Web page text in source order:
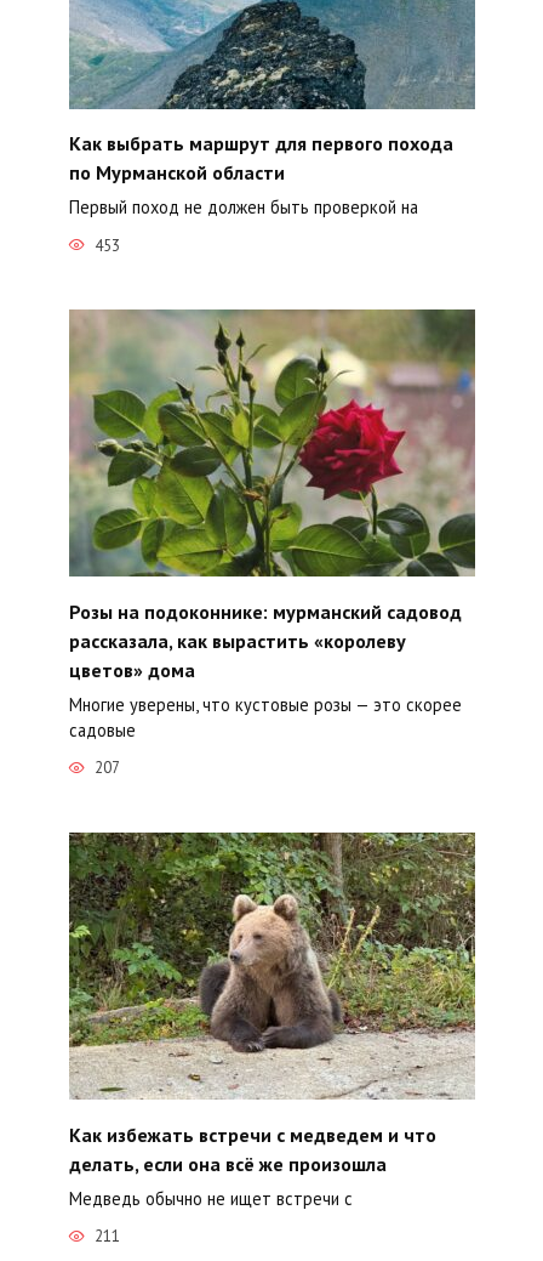
Как выбрать маршрут для первого похода
по Мурманской области
Первый поход не должен быть проверкой на
453
Розы на подоконнике: мурманский садовод
рассказала, как вырастить «королеву
цветов» дома
Многие уверены, что кустовые розы — это скорее
садовые
207
Как избежать встречи с медведем и что
делать, если она всё же произошла
Медведь обычно не ищет встречи с
211